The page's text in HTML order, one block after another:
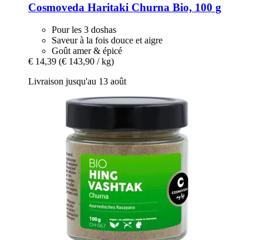
Cosmoveda Haritaki Churna Bio, 100 g
Pour les 3 doshas
Saveur à la fois douce et aigre
Goût amer & épicé
€ 14,39 (€ 143,90 / kg)
Livraison jusqu'au 13 août